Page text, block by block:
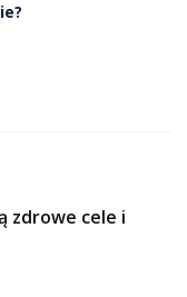
zdrowe cele i